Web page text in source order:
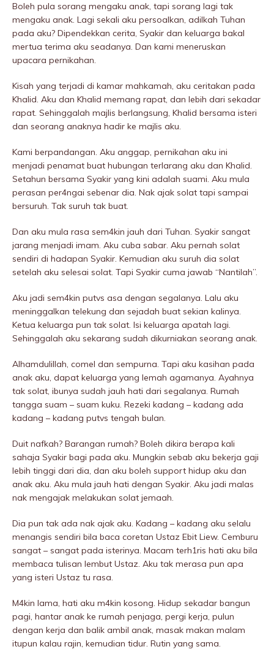
Boleh pula sorang mengaku anak, tapi sorang lagi tak
mengaku anak. Lagi sekali aku persoalkan, adilkah Tuhan
pada aku? Dipendekkan cerita, Syakir dan keluarga bakal
mertua terima aku seadanya. Dan kami meneruskan
upacara pernikahan.
Kisah yang terjadi di kamar mahkamah, aku ceritakan pada
Khalid. Aku dan Khalid memang rapat, dan lebih dari sekadar
rapat. Sehinggalah majlis berlangsung, Khalid bersama isteri
dan seorang anaknya hadir ke majlis aku.
Kami berpandangan. Aku anggap, pernikahan aku ini
menjadi penamat buat hubungan terlarang aku dan Khalid.
Setahun bersama Syakir yang kini adalah suami. Aku mula
perasan per4ngai sebenar dia. Nak ajak solat tapi sampai
bersuruh. Tak suruh tak buat.
Dan aku mula rasa sem4kin jauh dari Tuhan. Syakir sangat
jarang menjadi imam. Aku cuba sabar. Aku pernah solat
sendiri di hadapan Syakir. Kemudian aku suruh dia solat
setelah aku selesai solat. Tapi Syakir cuma jawab “Nantilah”.
Aku jadi sem4kin putvs asa dengan segalanya. Lalu aku
meninggaIkan telekung dan sejadah buat sekian kalinya.
Ketua keluarga pun tak solat. Isi keluarga apatah lagi.
Sehinggalah aku sekarang sudah dikurniakan seorang anak.
Alhamdulillah, comel dan sempurna. Tapi aku kasihan pada
anak aku, dapat keluarga yang lemah agamanya. Ayahnya
tak solat, ibunya sudah jauh hati dari segalanya. Rumah
tangga suam – suam kuku. Rezeki kadang – kadang ada
kadang – kadang putvs tengah bulan.
Duit nafkah? Barangan rumah? Boleh dikira berapa kali
sahaja Syakir bagi pada aku. Mungkin sebab aku bekerja gaji
lebih tinggi dari dia, dan aku boleh support hidup aku dan
anak aku. Aku mula jauh hati dengan Syakir. Aku jadi malas
nak mengajak melakukan solat jemaah.
Dia pun tak ada nak ajak aku. Kadang – kadang aku selalu
menangis sendiri bila baca coretan Ustaz Ebit Liew. Cemburu
sangat – sangat pada isterinya. Macam terh1ris hati aku bila
membaca tulisan lembut Ustaz. Aku tak merasa pun apa
yang isteri Ustaz tu rasa.
M4kin lama, hati aku m4kin kosong. Hidup sekadar bangun
pagi, hantar anak ke rumah penjaga, pergi kerja, pulun
dengan kerja dan balik ambil anak, masak makan malam
itupun kalau rajin, kemudian tidur. Rutin yang sama.